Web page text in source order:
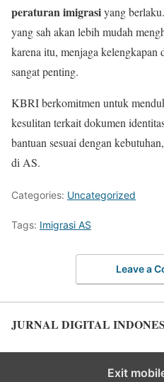
peraturan imigrasiyang
yang sah akan lebih mudah
karena itu, menjaga
sangat penting.
KBRI berkomitmen untuk
kesulitan terkait dokumen
bantuan sesuai dengan
di AS.
Categories: Uncategorized
Tags: Imigrasi AS
Leave a
JURNAL DIGITAL
Exit